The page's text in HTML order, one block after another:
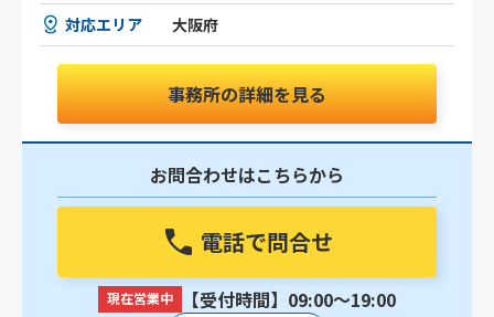
対応エリア 大阪府
事務所の詳細を見る
お問合わせはこちらから
電話で問合せ
現在営業中 【受付時間】09:00〜19:00